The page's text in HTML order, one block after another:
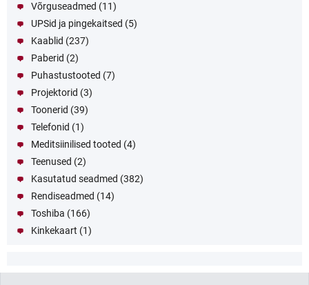
Võrguseadmed (11)
UPSid ja pingekaitsed (5)
Kaablid (237)
Paberid (2)
Puhastustooted (7)
Projektorid (3)
Toonerid (39)
Telefonid (1)
Meditsiinilised tooted (4)
Teenused (2)
Kasutatud seadmed (382)
Rendiseadmed (14)
Toshiba (166)
Kinkekaart (1)